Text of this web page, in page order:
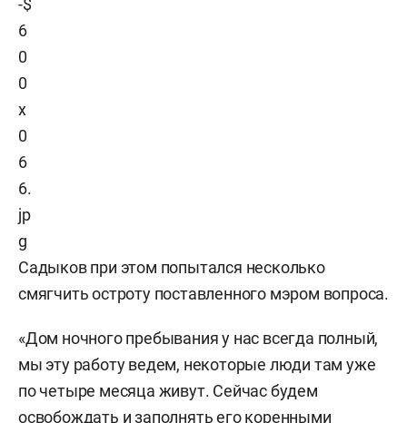
Садыков при этом попытался несколько
смягчить остроту поставленного мэром вопроса.
«Дом ночного пребывания у нас всегда полный,
мы эту работу ведем, некоторые люди там уже
по четыре месяца живут. Сейчас будем
освобождать и заполнять его коренными